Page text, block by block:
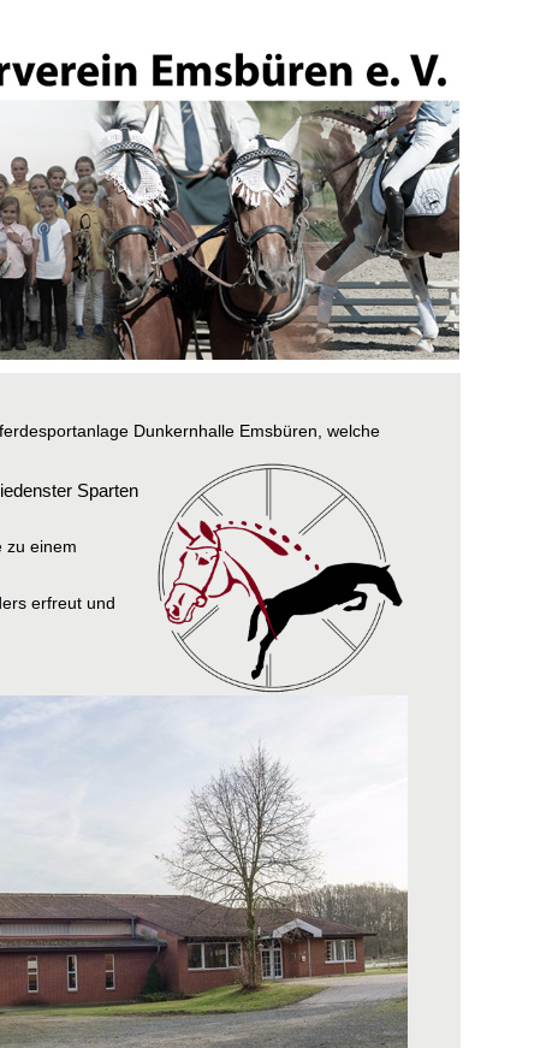
Dunkernhalle Emsbüren, welche
ster Sparten
zu einem
erfreut und